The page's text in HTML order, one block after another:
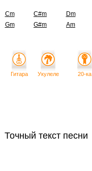
Cm C#m Dm
Gm
G#m Am
Точный текст песни
Гитара Укулеле 20-ка